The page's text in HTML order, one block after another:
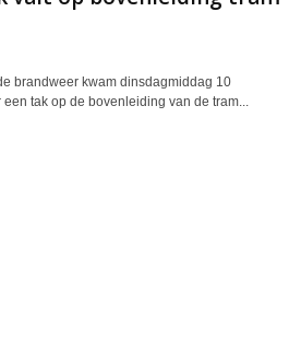
brandweer kwam dinsdagmiddag 10
tak op de bovenleiding van de tram...